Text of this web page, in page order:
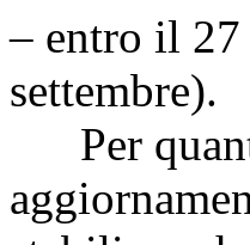
– entro il
settembre).
Per